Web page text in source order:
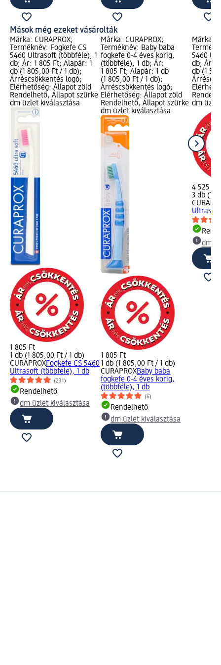
Mások még ezeket vásárolták
Márka: CURAPROX;
Terméknév: Fogkefe CS
5460 Ultrasoft (többféle), 1
db; Ár: 1 805 Ft; Alapár: 1
db (1 805,00 Ft / 1 db);
Árréscsökkentés logó;
Elérhetőség: Állapot zöld
Rendelhető, Állapot szürke
dm üzlet kiválasztása
1 805 Ft
1 db (1 805,00 Ft / 1 db)
CURAPROXFogkefe CS 5460
Ultrasoft (többféle), 1 db
(231)
Rendelhető
dm üzlet kiválasztása
Márka: CURAPROX;
Terméknév: Baby baba
fogkefe 0-4 éves korig,
(többféle), 1 db; Ár:
1 805 Ft; Alapár: 1 db
(1 805,00 Ft / 1 db);
Árréscsökkentés logó;
Elérhetőség: Állapot zöld
Rendelhető, Állapot szürke
dm üzlet kiválasztása
1 805 Ft
1 db (1 805,00 Ft / 1 db)
CURAPROXBaby baba
fogkefe 0-4 éves korig,
(többféle), 1 db
(6)
Rendelhető
dm üzlet kiválasztása
Márka:
5460
db; Ár:
db (1
dm
4 525 Ft
3 db (1
dm